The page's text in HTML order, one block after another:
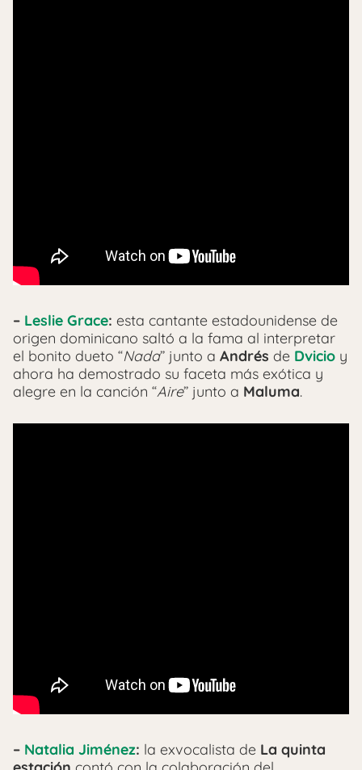
– Leslie Grace: esta cantante estadounidense de
origen dominicano saltó a la fama al interpretar
el bonito dueto “Nada” junto a Andrés de Dvicio y
ahora ha demostrado su faceta más exótica y
alegre en la canción “Aire” junto a Maluma.
– Natalia Jiménez: la exvocalista de La quinta